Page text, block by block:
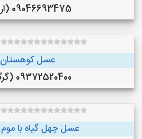
09046693475 (اراک )
عسل کوهستان
09372520400 (گرگان )
عسل چهل گیاه با